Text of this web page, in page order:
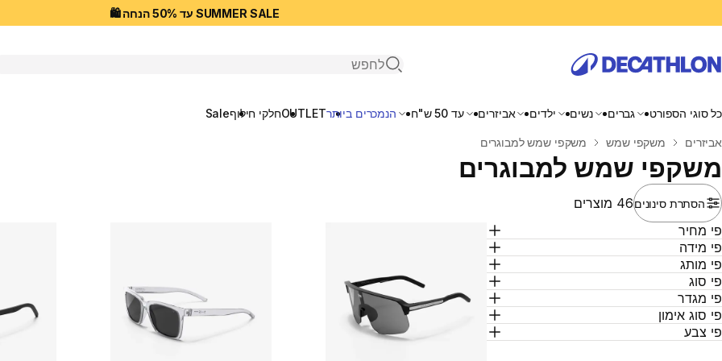
SUMMER SALE עד 50% הנחה 🛍️
פתיחת חיפוש
כל סוגי הספורט גברים נשים ילדים אביזרים עד 50 ש"ח הנמכרים ביותרOUTLETחלקי חילוףSale
בית
אביזרים משקפי שמש משקפי שמש למבוגרים
משקפי שמש למבוגרים
הסתרת סינונים46 מוצרים
מחיר
מידה
מותג
סוג
מגדר
סוג אימון
צבע